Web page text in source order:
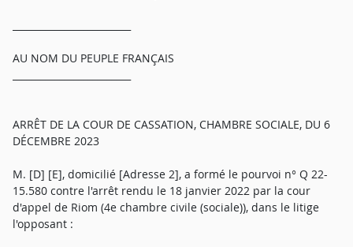
AU NOM DU PEUPLE FRANÇAIS
ARRÊT DE LA COUR DE CASSATION, CHAMBRE SOCIALE, DU 6
DÉCEMBRE 2023
M. [D] [E], domicilié [Adresse 2], a formé le pourvoi n° Q 22-
15.580 contre l'arrêt rendu le 18 janvier 2022 par la cour
d'appel de Riom (4e chambre civile (sociale)), dans le litige
l'opposant :